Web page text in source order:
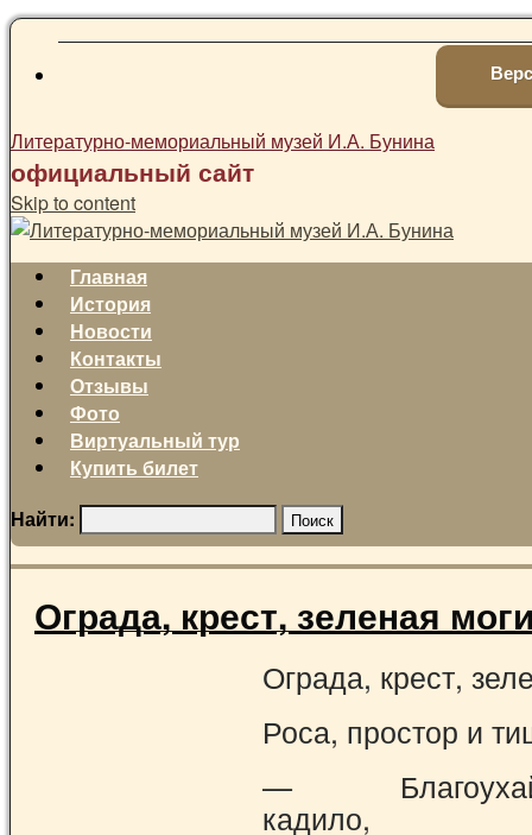
Литературно-мемориальный музей И.А. Бунина
официальный сайт
Skip to content
Главная
История
Новости
Контакты
Отзывы
Фото
Виртуальный тур
Купить билет
Найти:
Ограда, крест, зеленая
Ограда, крест,
Роса, простор и
— Благоухай,
кадило,